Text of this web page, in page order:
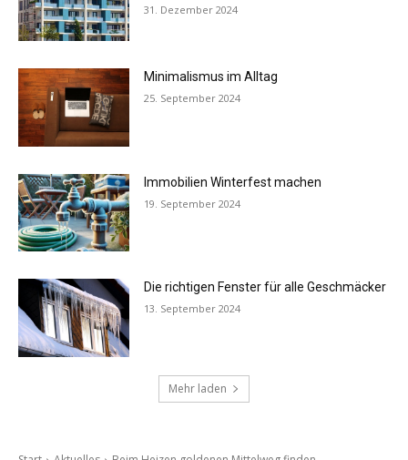
31. Dezember 2024
Minimalismus im Alltag
25. September 2024
Immobilien Winterfest machen
19. September 2024
Die richtigen Fenster für alle Geschmäcker
13. September 2024
Mehr laden